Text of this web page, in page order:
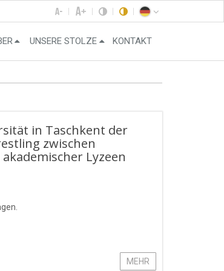
UNSERE STOLZE KONTAKT
in Taschkent der
zwischen
Lyzeen
MEHR